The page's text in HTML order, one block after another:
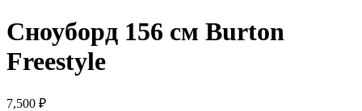
Сноуборд 156 см Burton
Freestyle
7,500 ₽